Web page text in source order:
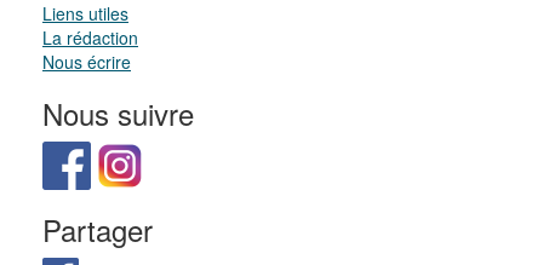
Liens utiles
La rédaction
Nous écrire
Nous suivre
Partager